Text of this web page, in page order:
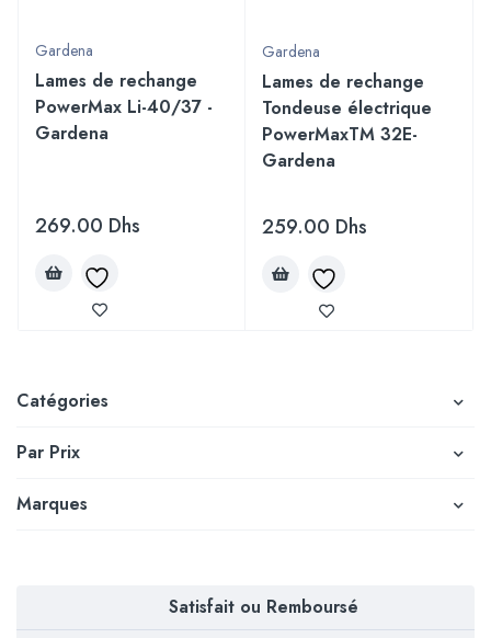
Catégories
Par Prix
Marques
Gardena
Lames de rechange
PowerMax Li-40/37 -
Gardena
269.00 Dhs
Gardena
Lames de rechange
Tondeuse électrique
PowerMaxTM 32E-
Gardena
259.00 Dhs
Satisfait ou Remboursé